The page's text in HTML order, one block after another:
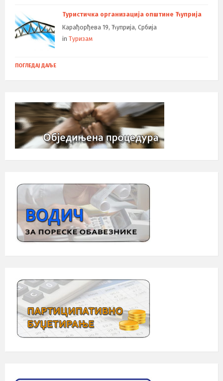
Туристичка организација општине Ћуприја
Карађорђева 19, Ћуприја, Србија
in Туризам
ПОГЛЕДАЈ ДАЉЕ